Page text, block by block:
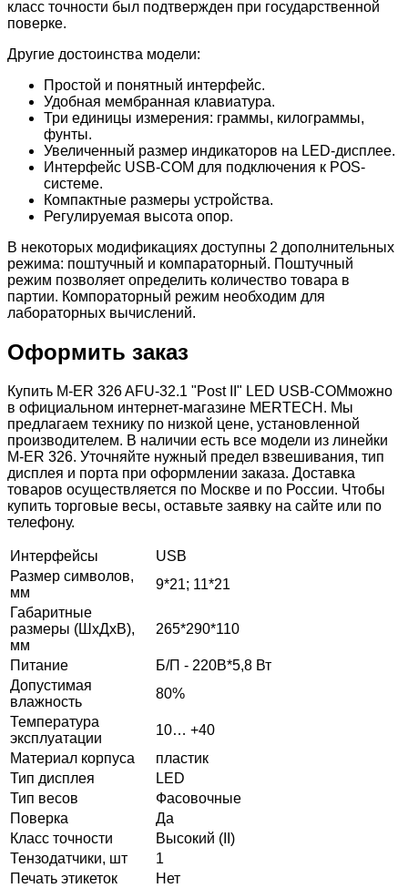
класс точности был подтвержден при государственной
поверке.
Другие достоинства модели:
Простой и понятный интерфейс.
Удобная мембранная клавиатура.
Три единицы измерения: граммы, килограммы,
фунты.
Увеличенный размер индикаторов на LED-дисплее.
Интерфейс USB-COM для подключения к POS-
системе.
Компактные размеры устройства.
Регулируемая высота опор.
В некоторых модификациях доступны 2 дополнительных
режима: поштучный и компараторный. Поштучный
режим позволяет определить количество товара в
партии. Компораторный режим необходим для
лабораторных вычислений.
Оформить заказ
Купить M-ER 326 AFU-32.1 "Post II" LED USB-COMможно
в официальном интернет-магазине MERTECH. Мы
предлагаем технику по низкой цене, установленной
производителем. В наличии есть все модели из линейки
M-ER 326. Уточняйте нужный предел взвешивания, тип
дисплея и порта при оформлении заказа. Доставка
товаров осуществляется по Москве и по России. Чтобы
купить торговые весы, оставьте заявку на сайте или по
телефону.
Интерфейсы
USB
Размер символов,
мм
9*21; 11*21
Габаритные
размеры (ШхДхВ),
мм
265*290*110
Питание
Б/П - 220В*5,8 Вт
Допустимая
влажность
80%
Температура
эксплуатации
10… +40
Материал корпуса
пластик
Тип дисплея
LED
Тип весов
Фасовочные
Поверка
Да
Класс точности
Высокий (II)
Тензодатчики, шт
1
Печать этикеток
Нет